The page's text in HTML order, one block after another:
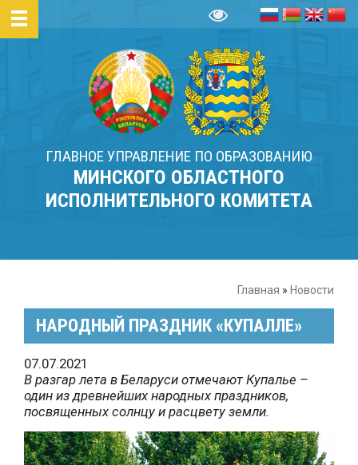
ГЛАВНОЕ УПРАВЛЕНИЕ ПО ОБРАЗОВАНИЮ
МИНСКОГО ОБЛАСТНОГО
ИСПОЛНИТЕЛЬНОГО КОМИТЕТА
Главная » Новости
НАРОДНЫЙ ПРАЗДНИК «КУПАЛЛЕ»
07.07.2021
В разгар лета в Беларуси отмечают Купалье –
один из древнейших народных праздников,
посвященных солнцу и расцвету земли.